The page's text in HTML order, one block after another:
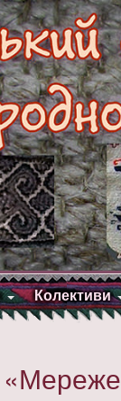
Колективи